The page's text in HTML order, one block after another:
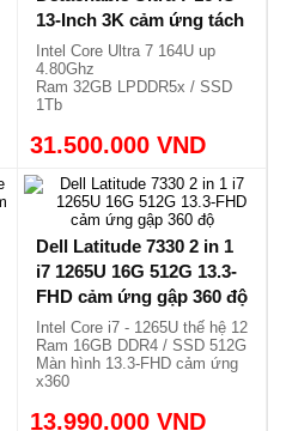
13-Inch 3K cảm ứng tách
rời phím
Intel Core Ultra 7 164U up
4.80Ghz
Ram 32GB LPDDR5x / SSD
1Tb
phím
Siêu mỏng, nhẹ chỉ 0.79kg /
1.18kg.
31.500.000 VND
Dell Latitude 7330 2 in 1
i7 1265U 16G 512G 13.3-
FHD cảm ứng gập 360 độ
Intel Core i7 - 1265U thế hệ 12
Ram 16GB DDR4 / SSD 512G
Màn hình 13.3-FHD cảm ứng
x360
1.36kg.
13.990.000 VND